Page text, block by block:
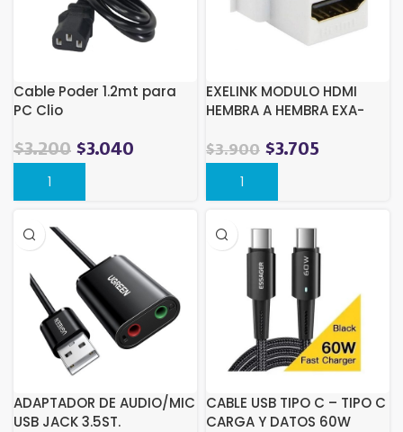
Cable Poder 1.2mt para
PC Clio
El
$4.452.
$3.200El
$3.200.
$3.040
EXELINK MODULO HDMI
HEMBRA A HEMBRA EXA-
$3.900 $3.705
ADAPTADOR DE AUDIO/MIC
USB JACK 3.5ST.
CABLE USB TIPO C – TIPO C
CARGA Y DATOS 60W